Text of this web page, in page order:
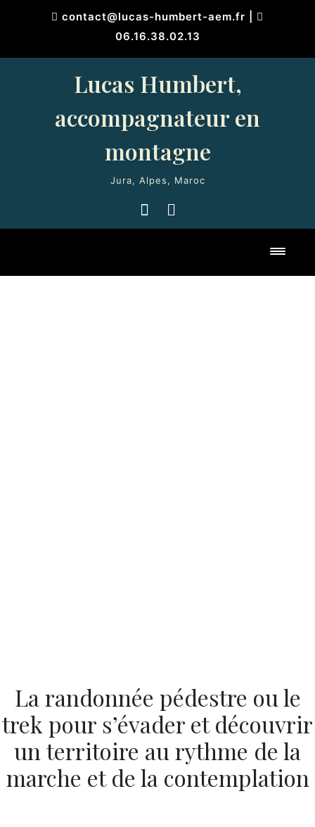
contact@lucas-humbert-aem.fr
06.16.38.02.13
Lucas Humbert,
accompagnateur en
montagne
Jura, Alpes, Maroc
La randonnée pédestre ou le
trek pour s’évader et découvrir
un territoire au rythme de la
marche et de la contemplation